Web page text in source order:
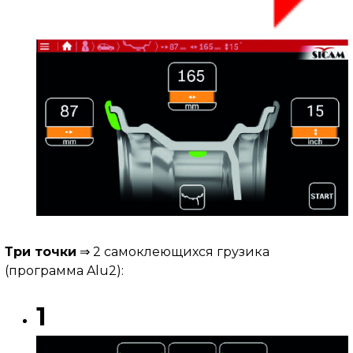
Три точки ⇒ 2 самоклеющихся грузика
(программа Alu2):
1